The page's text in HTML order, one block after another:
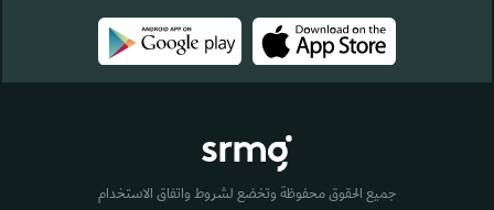
جميع الحقوق محفوظة وتخضع لشروط واتفاق الاستخدام